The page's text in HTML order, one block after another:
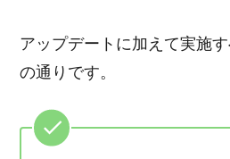
アップデートに加えて実施
の通りです。